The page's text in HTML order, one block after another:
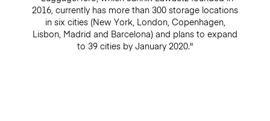
2016, currently has more than 300 storage locations
in six cities (New York, London, Copenhagen,
Lisbon, Madrid and Barcelona) and plans to expand
to 39 cities by January 2020."